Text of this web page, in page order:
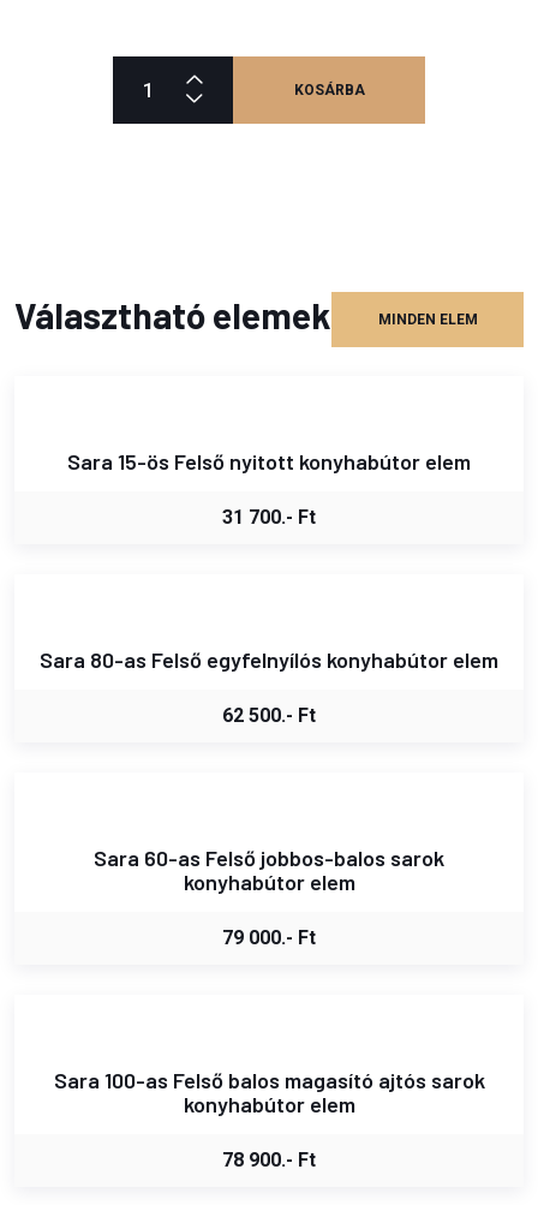
KOSÁRBA
Választható elemek MINDEN ELEM
Sara 15-ös Felső nyitott konyhabútor elem
31 700.- Ft
Sara 80-as Felső egyfelnyílós konyhabútor elem
62 500.- Ft
Sara 60-as Felső jobbos-balos sarok
konyhabútor elem
79 000.- Ft
Sara 100-as Felső balos magasító ajtós sarok
konyhabútor elem
78 900.- Ft